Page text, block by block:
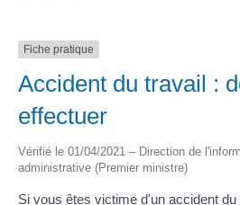
Fiche pratique
Accident du travail :
effectuer
Vérifié le 01/04/2021 – Direction de
administrative (Premier ministre)
Si vous êtes victime d'un accident